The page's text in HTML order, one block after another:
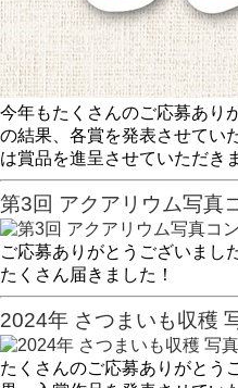
今年もたくさんのご応募あり
の結果、各賞を発表させてい
は賞品を進呈させていただき
第3回 アクアリウム写真
ご応募ありがとうございまし
たくさん届きました！
2024年 さつまいも収穫
たくさんのご応募ありがとう